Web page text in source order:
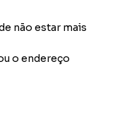
não estar mais
o endereço